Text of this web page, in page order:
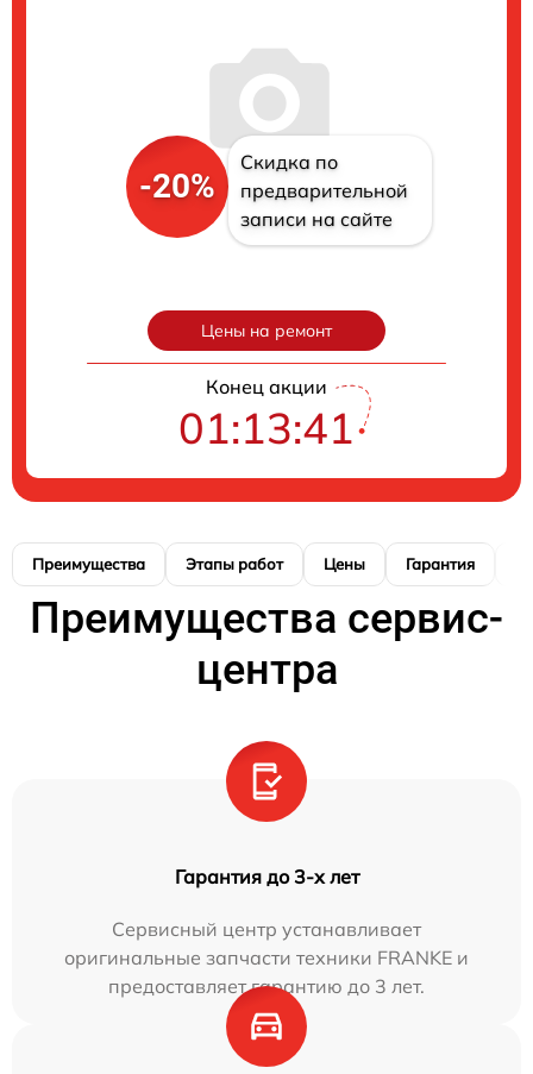
-20%
Скидка по
предварительной
записи на сайте
Цены на ремонт
Конец акции
01:13:40
Преимущества Этапы работ Цены Гарантия
Преимущества сервис-
центра
Гарантия до 3-х лет
Сервисный центр устанавливает
оригинальные запчасти техники FRANKE и
предоставляет гарантию до 3 лет.